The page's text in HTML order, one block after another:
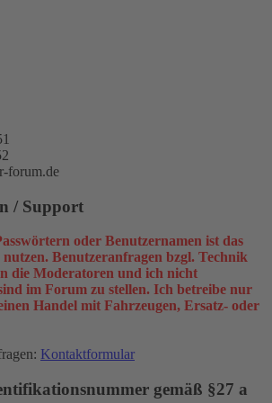
forum.de
/ Support
oder Benutzernamen ist das
Benutzeranfragen bzgl. Technik
die Moderatoren und ich nicht
im Forum zu stellen. Ich betreibe nur
Handel mit Fahrzeugen, Ersatz- oder
Kontaktformular
gemäß §27 a